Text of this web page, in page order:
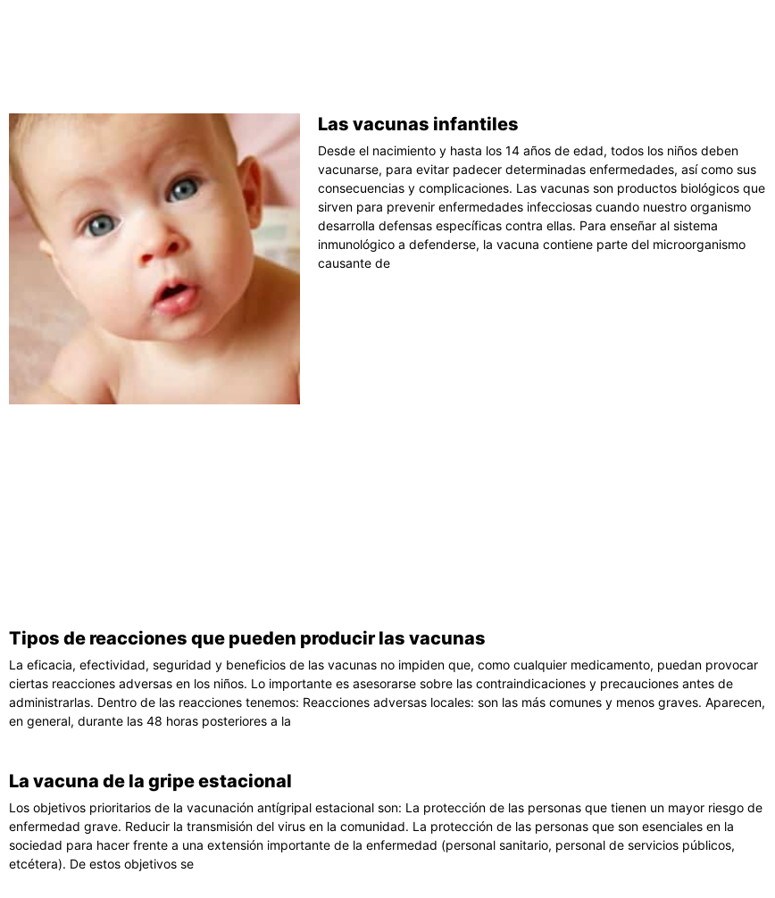
Las vacunas infantiles
Desde el nacimiento y hasta los 14 años de edad, todos los niños deben
vacunarse, para evitar padecer determinadas enfermedades, así como sus
consecuencias y complicaciones. Las vacunas son productos biológicos que
sirven para prevenir enfermedades infecciosas cuando nuestro organismo
desarrolla defensas específicas contra ellas. Para enseñar al sistema
inmunológico a defenderse, la vacuna contiene parte del microorganismo
causante de
Tipos de reacciones que pueden producir las vacunas
La eficacia, efectividad, seguridad y beneficios de las vacunas no impiden que, como cualquier medicamento, puedan provocar
ciertas reacciones adversas en los niños. Lo importante es asesorarse sobre las contraindicaciones y precauciones antes de
administrarlas. Dentro de las reacciones tenemos: Reacciones adversas locales: son las más comunes y menos graves. Aparecen,
en general, durante las 48 horas posteriores a la
La vacuna de la gripe estacional
Los objetivos prioritarios de la vacunación antígripal estacional son: La protección de las personas que tienen un mayor riesgo de
enfermedad grave. Reducir la transmisión del virus en la comunidad. La protección de las personas que son esenciales en la
sociedad para hacer frente a una extensión importante de la enfermedad (personal sanitario, personal de servicios públicos,
etcétera). De estos objetivos se